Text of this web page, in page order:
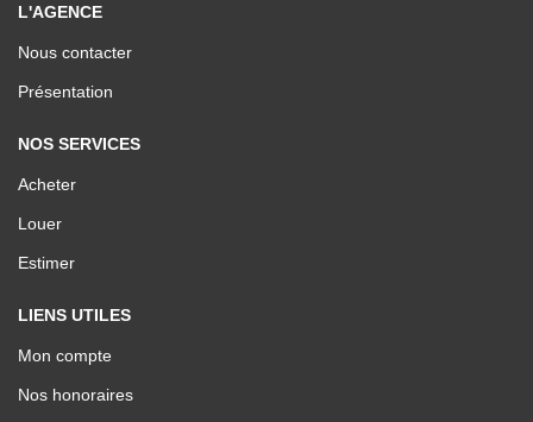
L'AGENCE
Nous contacter
Présentation
NOS SERVICES
Acheter
Louer
Estimer
LIENS UTILES
Mon compte
Nos honoraires